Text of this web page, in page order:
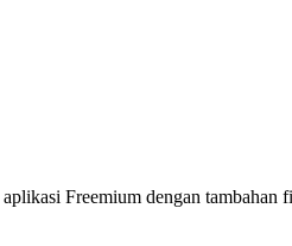
Freemium dengan tambahan